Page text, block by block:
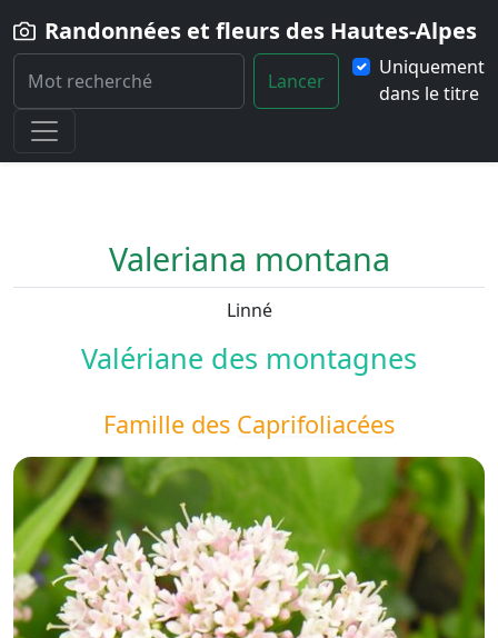
Randonnées et fleurs des Hautes-Alpes
Lancer
Uniquement
dans le titre
Home
Fleur Valeriana-montana
Valeriana montana
Linné
Valériane des montagnes
Famille des Caprifoliacées